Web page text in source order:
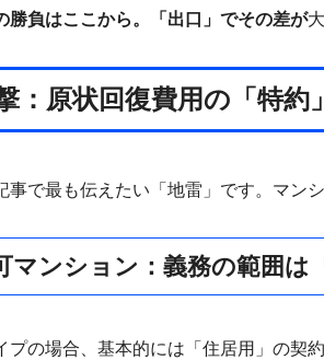
勝負はここから。「出口」でその差が
：原状回復費用の「特約
事で最も伝えたい「地雷」です。マン
マンション：義務の範囲は
プの場合、基本的には「住居用」の契